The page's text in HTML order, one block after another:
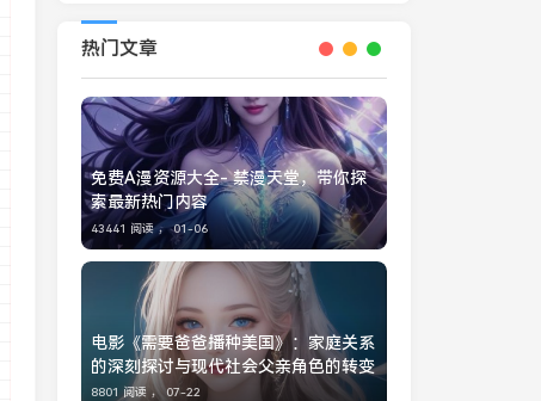
热门文章
免费A漫资源大全- 禁漫天堂，带你探
索最新热门内容
43441 阅读 ， 01-06
电影《需要爸爸播种美国》：家庭关系
的深刻探讨与现代社会父亲角色的转变
8801 阅读 ， 07-22